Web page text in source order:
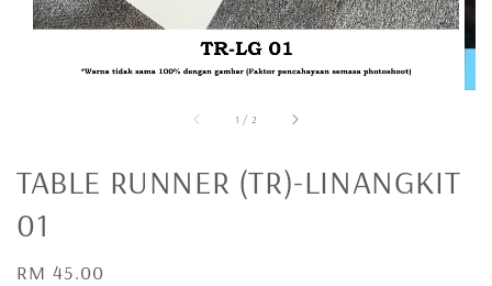
1 / 2
TABLE RUNNER (TR)-LINANGKIT
01
Regular
RM 45.00